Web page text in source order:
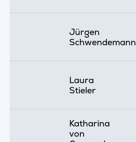
Jürgen
Schwendemann
Laura
Stieler
Katharina
von